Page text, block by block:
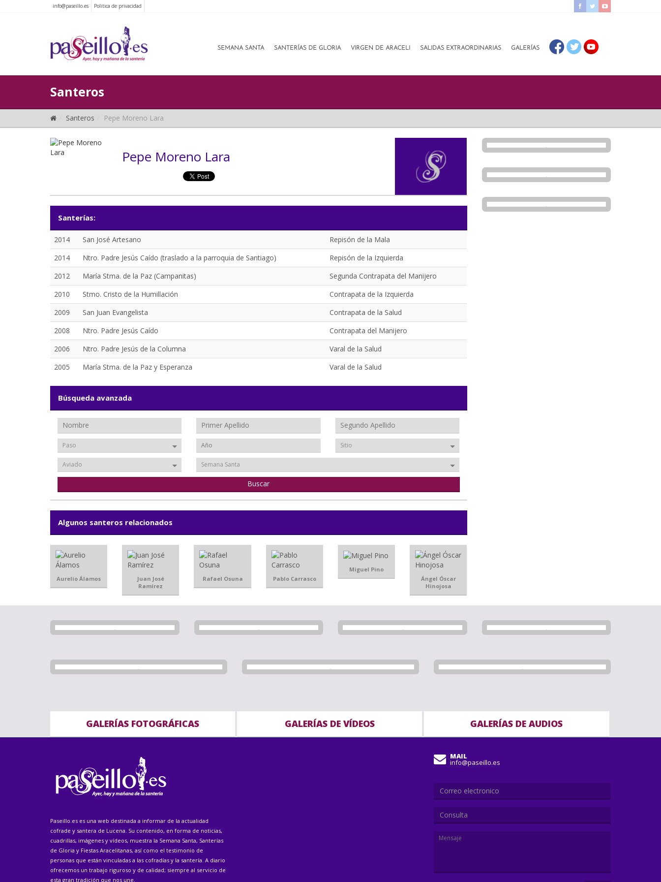
info@paseillo.es Politica de privacidad
SEMANA SANTA SANTERÍAS DE GLORIA VIRGEN DE ARACELI SALIDAS EXTRAORDINARIAS GALERÍAS
Santeros
Santeros Pepe Moreno Lara
Pepe Moreno Lara
Santerías:
2014 San José Artesano
Repisón de la Mala
2014
Ntro. Padre Jesús Caído (traslado a la parroquia de Santiago)
Repisón de la Izquierda
2012
María Stma. de la Paz (Campanitas)
Segunda Contrapata del Manijero
2010
Stmo. Cristo de la Humillación
Contrapata de la Izquierda
2009
San Juan Evangelista
Contrapata de la Salud
2008
Ntro. Padre Jesús Caído
Contrapata del Manijero
2006
Ntro. Padre Jesús de la Columna
Varal de la Salud
2005
María Stma. de la Paz y Esperanza Varal de la Salud
Búsqueda avanzada
Paso Sitio
Aviado Semana Santa
Algunos santeros relacionados
Aurelio Álamos
Juan José
Ramírez
Rafael Osuna Pablo Carrasco
Miguel Pino
Ángel Óscar
Hinojosa
GALERÍAS FOTOGRÁFICAS GALERÍAS DE VÍDEOS GALERÍAS DE AUDIOS
Paseillo.es es una web destinada a informar de la actualidad
cofrade y santera de Lucena. Su contenido, en forma de noticias,
cuadrillas, imágenes y vídeos, muestra la Semana Santa, Santerías
de Gloria y Fiestas Aracelitanas, así como el testimonio de
personas que están vinculadas a las cofradías y la santería. A diario
ofrecemos un trabajo riguroso y de calidad; siempre al servicio de
esta gran tradición que nos une.
MAIL
info@paseillo.es
Consulta